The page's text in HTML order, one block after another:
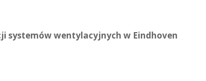
systemów wentylacyjnych w Eindhoven